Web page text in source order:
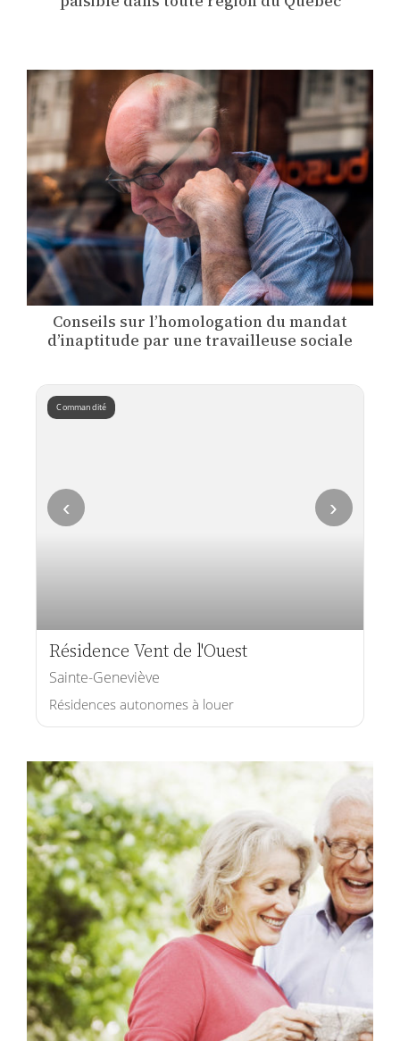
Conseils sur l’homologation du mandat
d’inaptitude par une travailleuse sociale
Commandité
‹ ›
Résidence Vent de l'Ouest
Sainte-Geneviève
Résidences autonomes à louer